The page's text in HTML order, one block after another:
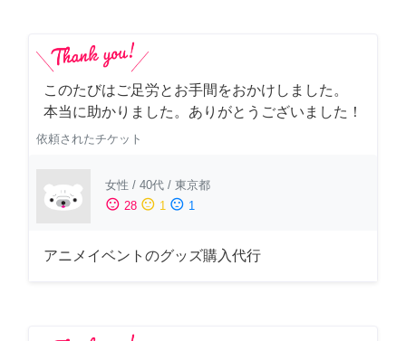
このたびはご足労とお手間をおかけしました。
本当に助かりました。ありがとうございました！
依頼されたチケット
女性 / 40代 / 東京都
sentiment_satisfied 28 sentiment_neutral 1 sentiment_dissatisfied 1
アニメイベントのグッズ購入代行